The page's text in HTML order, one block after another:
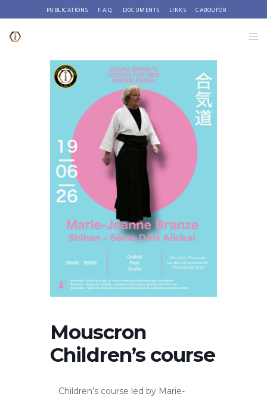
PUBLICATIONS F.A.Q. DOCUMENTS LINKS CABOUFOR
Mouscron
Children’s course
Children’s course led by Marie-